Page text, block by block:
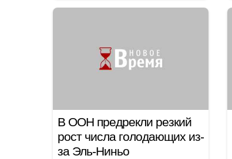
В ООН предрекли резкий
рост числа голодающих из-
за Эль-Ниньо